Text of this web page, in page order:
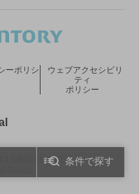
条件で探す
LIMITED.
ーポリシ
ウェブアクセシビリ
ティ
ポリシー
新しいウィンドウで開く